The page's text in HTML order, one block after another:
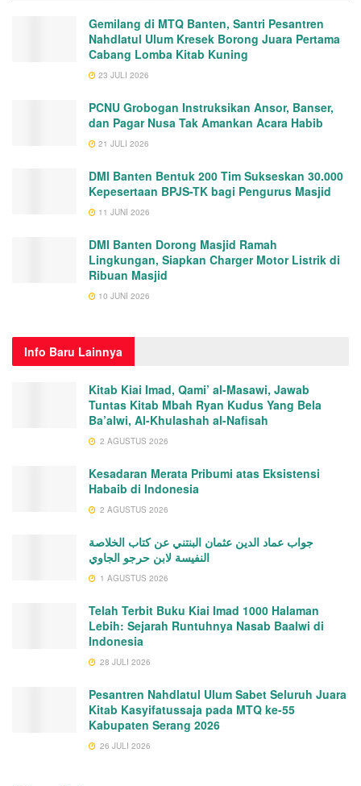
Gemilang di MTQ Banten, Santri Pesantren
Nahdlatul Ulum Kresek Borong Juara Pertama
Cabang Lomba Kitab Kuning
23 JULI 2026
PCNU Grobogan Instruksikan Ansor, Banser,
dan Pagar Nusa Tak Amankan Acara Habib
21 JULI 2026
DMI Banten Bentuk 200 Tim Sukseskan 30.000
Kepesertaan BPJS-TK bagi Pengurus Masjid
11 JUNI 2026
DMI Banten Dorong Masjid Ramah
Lingkungan, Siapkan Charger Motor Listrik di
Ribuan Masjid
10 JUNI 2026
Info Baru Lainnya
Kitab Kiai Imad, Qami’ al-Masawi, Jawab
Tuntas Kitab Mbah Ryan Kudus Yang Bela
Ba’alwi, Al-Khulashah al-Nafisah
2 AGUSTUS 2026
Kesadaran Merata Pribumi atas Eksistensi
Habaib di Indonesia
2 AGUSTUS 2026
جواب عماد الدين عثمان البنتني عن كتاب الخلاصة
النفيسة لابن حرجو الجاوي
1 AGUSTUS 2026
Telah Terbit Buku Kiai Imad 1000 Halaman
Lebih: Sejarah Runtuhnya Nasab Baalwi di
Indonesia
28 JULI 2026
Pesantren Nahdlatul Ulum Sabet Seluruh Juara
Kitab Kasyifatussaja pada MTQ ke-55
Kabupaten Serang 2026
26 JULI 2026